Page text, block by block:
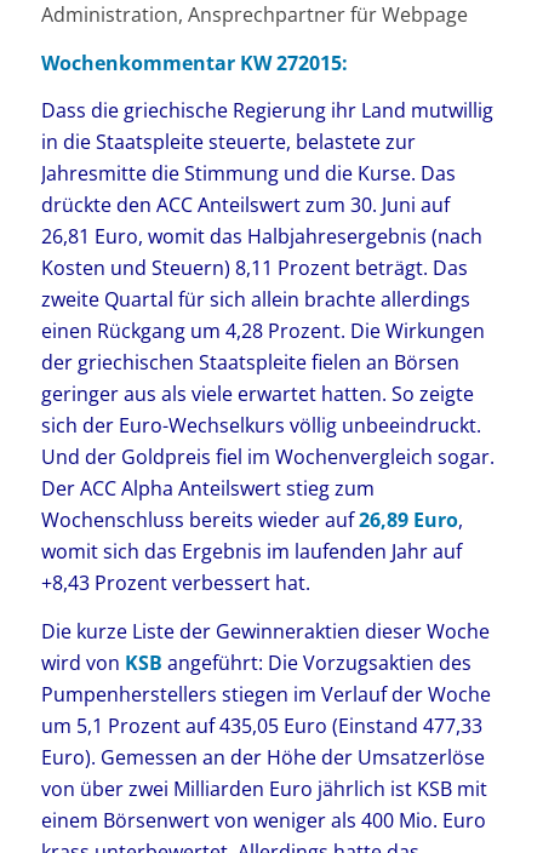
Administration, Ansprechpartner für Webpage
Wochenkommentar KW 272015:
Dass die griechische Regierung ihr Land mutwillig
in die Staatspleite steuerte, belastete zur
Jahresmitte die Stimmung und die Kurse. Das
drückte den ACC Anteilswert zum 30. Juni auf
26,81 Euro, womit das Halbjahresergebnis (nach
Kosten und Steuern) 8,11 Prozent beträgt. Das
zweite Quartal für sich allein brachte allerdings
einen Rückgang um 4,28 Prozent. Die Wirkungen
der griechischen Staatspleite fielen an Börsen
geringer aus als viele erwartet hatten. So zeigte
sich der Euro-Wechselkurs völlig unbeeindruckt.
Und der Goldpreis fiel im Wochenvergleich sogar.
Der ACC Alpha Anteilswert stieg zum
Wochenschluss bereits wieder auf26,89 Euro,
womit sich das Ergebnis im laufenden Jahr auf
+8,43 Prozent verbessert hat.
Die kurze Liste der Gewinneraktien dieser Woche
wird von KSB angeführt: Die Vorzugsaktien des
Pumpenherstellers stiegen im Verlauf der Woche
um 5,1 Prozent auf 435,05 Euro (Einstand 477,33
Euro). Gemessen an der Höhe der Umsatzerlöse
von über zwei Milliarden Euro jährlich ist KSB mit
einem Börsenwert von weniger als 400 Mio. Euro